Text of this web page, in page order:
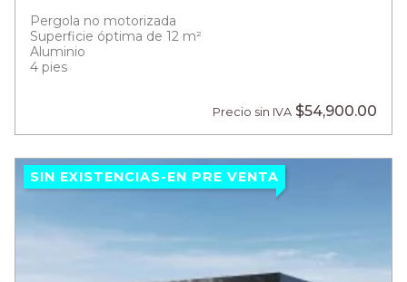
Pergola no motorizada
Superficie óptima de 12 m²
Aluminio
4 pies
Precio sin IVA $54,900.00
SIN EXISTENCIAS-EN PRE VENTA